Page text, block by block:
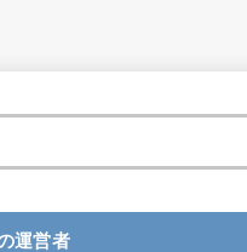
索
運営者